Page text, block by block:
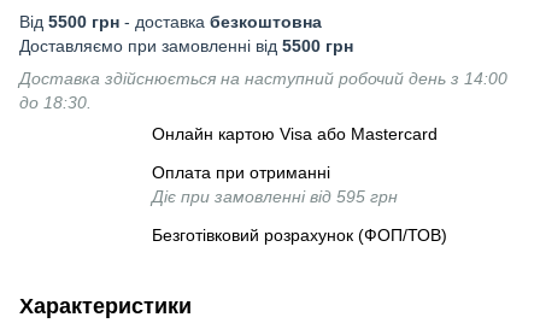
Від 5500 грн - доставка безкоштовна
Доставляємо при замовленні від 5500 грн
Доставка здійснюється на наступний робочий день з 14:00
до 18:30.
Онлайн картою Visa або Mastercard
Оплата при отриманні
Діє при замовленні від 595 грн
Безготівковий розрахунок (ФОП/ТОВ)
Характеристики